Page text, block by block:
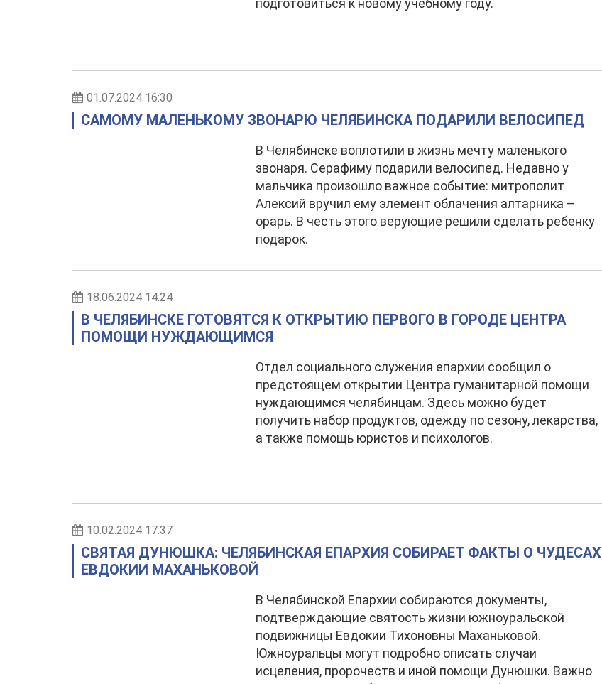
подготовиться к новому учебному году.
01.07.2024 16:30
САМОМУ МАЛЕНЬКОМУ ЗВОНАРЮ ЧЕЛЯБИНСКА ПОДАРИЛИ ВЕЛОСИПЕД
В Челябинске воплотили в жизнь мечту маленького
звонаря. Серафиму подарили велосипед. Недавно у
мальчика произошло важное событие: митрополит
Алексий вручил ему элемент облачения алтарника –
орарь. В честь этого верующие решили сделать ребенку
подарок.
18.06.2024 14:24
В ЧЕЛЯБИНСКЕ ГОТОВЯТСЯ К ОТКРЫТИЮ ПЕРВОГО В ГОРОДЕ ЦЕНТРА
ПОМОЩИ НУЖДАЮЩИМСЯ
Отдел социального служения епархии сообщил о
предстоящем открытии Центра гуманитарной помощи
нуждающимся челябинцам. Здесь можно будет
получить набор продуктов, одежду по сезону, лекарства,
а также помощь юристов и психологов.
10.02.2024 17:37
СВЯТАЯ ДУНЮШКА: ЧЕЛЯБИНСКАЯ ЕПАРХИЯ СОБИРАЕТ ФАКТЫ О ЧУДЕСАХ
ЕВДОКИИ МАХАНЬКОВОЙ
В Челябинской Епархии собираются документы,
подтверждающие святость жизни южноуральской
подвижницы Евдокии Тихоновны Маханьковой.
Южноуральцы могут подробно описать случаи
исцеления, пророчеств и иной помощи Дунюшки. Важно